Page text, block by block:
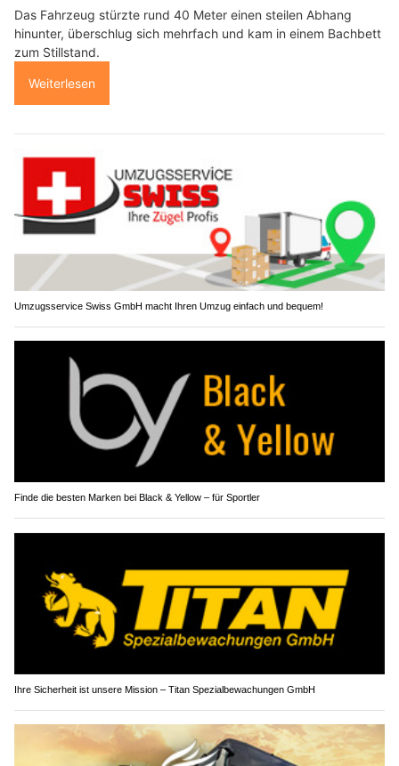
Das Fahrzeug stürzte rund 40 Meter einen steilen Abhang
hinunter, überschlug sich mehrfach und kam in einem Bachbett
zum Stillstand.
Weiterlesen
Umzugsservice Swiss GmbH macht Ihren Umzug einfach und bequem!
Finde die besten Marken bei Black & Yellow – für Sportler
Ihre Sicherheit ist unsere Mission – Titan Spezialbewachungen GmbH